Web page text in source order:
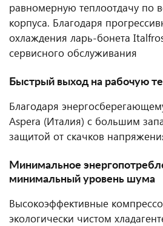
равномерную теплоотдачу по
корпуса. Благодаря
охлаждения ларь-бонета
сервисного обслуживания
Быстрый выход на рабочую
Благодаря
Aspera (Италия) с большим
защитой от скачков
Минимальное
минимальный уровень шума
Высокоэффективные
экологически чистом